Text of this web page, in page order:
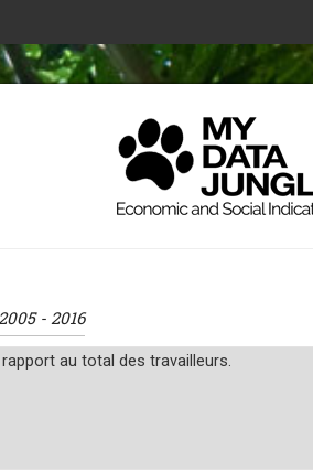
- 2016
au total des travailleurs.